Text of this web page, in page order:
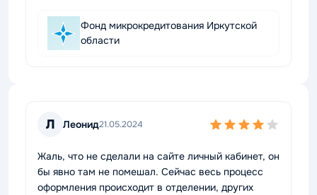
Фонд микрокредитования Иркутской
области
Л Леонид21.05.2024
Жаль, что не сделали на сайте личный кабинет, он
бы явно там не помешал. Сейчас весь процесс
оформления происходит в отделении, других